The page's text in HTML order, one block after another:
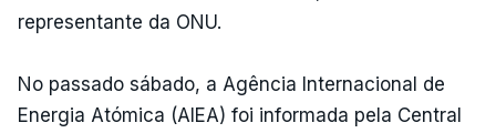
representante da ONU.
No passado sábado, a Agência Internacional de
Energia Atómica (AIEA) foi informada pela Central